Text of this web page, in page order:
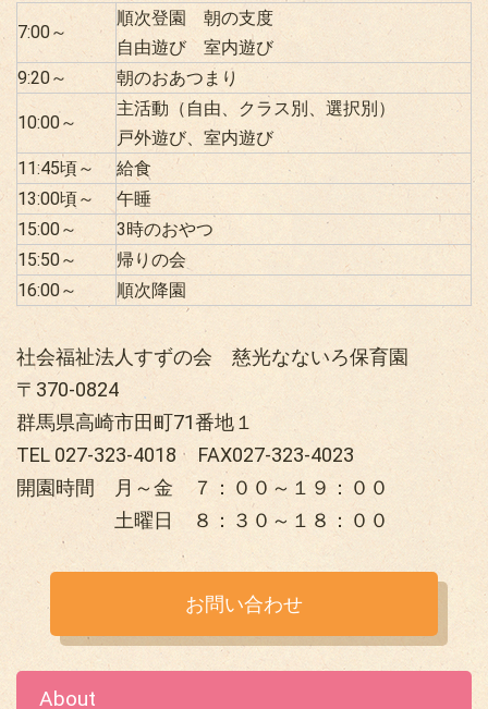
7:00～
順次登園 朝の支度
自由遊び 室内遊び
9:20～
朝のおあつまり
10:00～
主活動（自由、クラス別、選択別）
戸外遊び、室内遊び
11:45頃～
給食
13:00頃～
午睡
15:00～
3時のおやつ
15:50～
帰りの会
16:00～
順次降園
社会福祉法人すずの会 慈光なないろ保育園
〒370-0824
群馬県高崎市田町71番地１
TEL 027-323-4018 FAX027-323-4023
開園時間 月～金 ７：００～１９：００
土曜日 ８：３０～１８：００
お問い合わせ
About